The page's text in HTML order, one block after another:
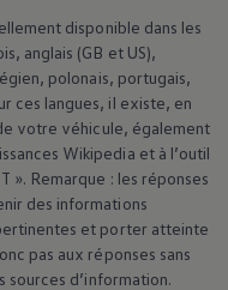
disponible dans les
anglais (GB et US),
polonais, portugais,
ces langues, il existe, en
votre véhicule, également
Wikipedia et à l’outil
». Remarque : les réponses
des informations
et porter atteinte
pas aux réponses sans
sources d’information.